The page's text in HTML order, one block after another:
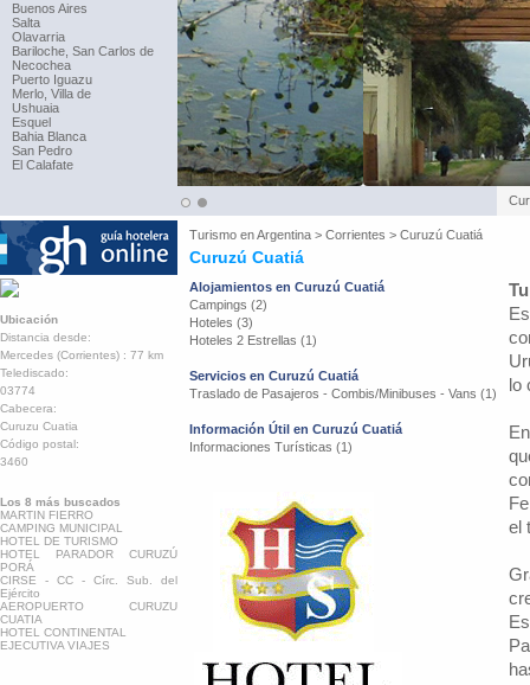
Buenos Aires
Salta
Olavarria
Bariloche, San Carlos de
Necochea
Puerto Iguazu
Merlo, Villa de
Ushuaia
Esquel
Bahia Blanca
San Pedro
El Calafate
Turismo enArgentina > Corrientes > Curuzú Cuatiá
Curuzú Cuatiá
Ubicación
Distancia desde:
Mercedes (Corrientes) : 77 km
Telediscado:
03774
Cabecera:
Curuzu Cuatia
Código postal:
3460
Los 8 más buscados
MARTIN FIERRO
CAMPING MUNICIPAL
HOTEL DE TURISMO
HOTEL PARADOR CURUZÚ
PORÁ
CIRSE - CC - Círc. Sub. del
Ejército
AEROPUERTO CURUZU
CUATIA
HOTEL CONTINENTAL
EJECUTIVA VIAJES
Alojamientos en Curuzú Cuatiá
Campings (2)
Hoteles (3)
Hoteles 2 Estrellas (1)
Servicios en Curuzú Cuatiá
Traslado de Pasajeros - Combis/Minibuses - Vans (1)
Información Útil en Curuzú Cuatiá
Informaciones Turísticas (1)
lo
el